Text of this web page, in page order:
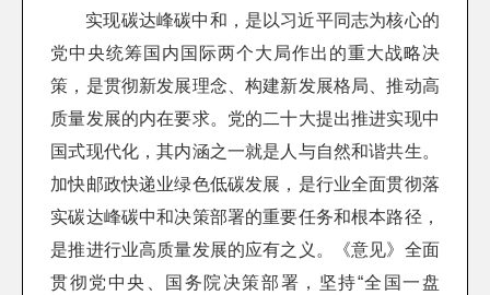
实现碳达峰碳中和，是以习近平同志为核心的
党中央统筹国内国际两个大局作出的重大战略决
策，是贯彻新发展理念、构建新发展格局、推动高
质量发展的内在要求。党的二十大提出推进实现中
国式现代化，其内涵之一就是人与自然和谐共生。
加快邮政快递业绿色低碳发展，是行业全面贯彻落
实碳达峰碳中和决策部署的重要任务和根本路径，
是推进行业高质量发展的应有之义。《意见》全面
贯彻党中央、国务院决策部署，坚持“全国一盘